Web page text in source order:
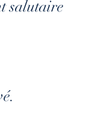
salutaire